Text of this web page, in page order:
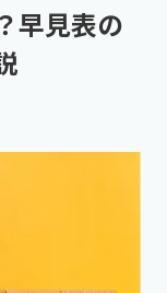
早見表の